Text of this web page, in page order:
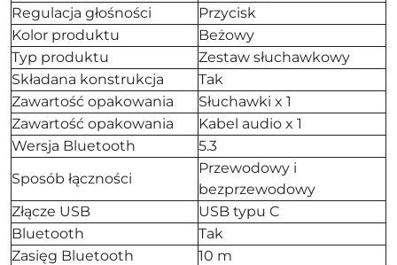
Regulacja głośności
Przycisk
Kolor produktu
Beżowy
Typ produktu
Zestaw słuchawkowy
Składana konstrukcja
Tak
Zawartość opakowania
Słuchawki x 1
Zawartość opakowania
Kabel audio x 1
Wersja Bluetooth
5.3
Sposób łączności
Przewodowy i
bezprzewodowy
Złącze USB
USB typu C
Bluetooth
Tak
Zasięg Bluetooth
10 m